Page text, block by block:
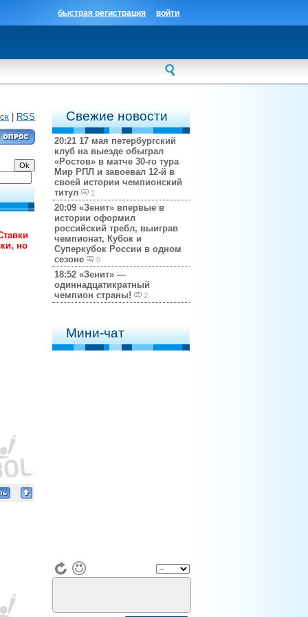
войти
быстрая регистрация
Свежие новости
20:21 17 мая петербургский
клуб на выезде обыграл
«Ростов» в матче 30-го тура
Мир РПЛ и завоевал 12-й в
своей истории чемпионский
титул
1
20:09 «Зенит» впервые в
истории оформил
российский требл, выиграв
чемпионат, Кубок и
Суперкубок России в одном
сезоне
0
18:52 «Зенит» —
одиннадцатикратный
чемпион страны!
2
Мини-чат
RSS
но